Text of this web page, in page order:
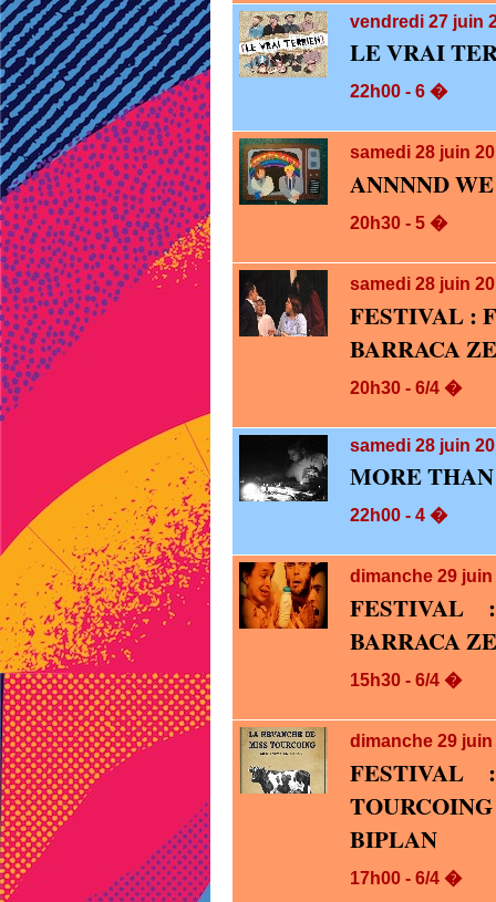
vendredi 27 juin
LE VRAI
22h00 - 6 �
samedi 28 juin
ANNNND
20h30 - 5 �
samedi 28 juin
FESTIVAL :
BARRACA
20h30 - 6/4 �
samedi 28 juin
MORE
22h00 - 4 �
dimanche 29
BARRACA
15h30 - 6/4 �
dimanche 29
BIPLAN
17h00 - 6/4 �